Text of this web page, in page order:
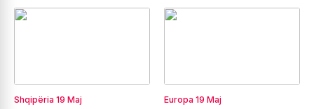
Shqipëria 19 Maj Europa 19 Maj